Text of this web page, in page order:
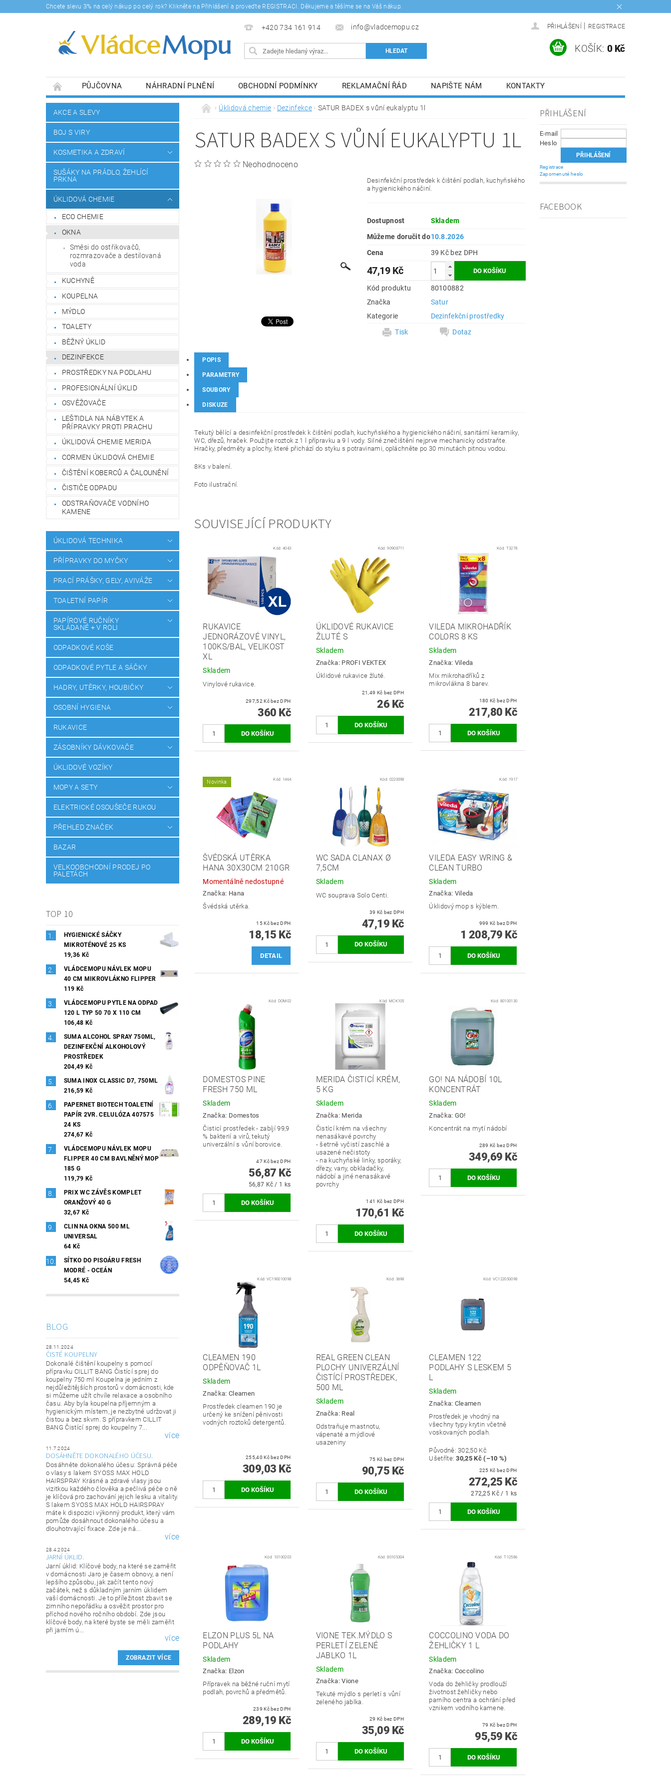
Chcete slevu 3% na celý nákup po celý rok? Klikněte na Přihlášení a proveďte REGISTRACI. Děkujeme a těšíme se na Váš nákup.
+420 734 161 914 info@vladcemopu.cz PŘIHLÁŠENÍ REGISTRACE
KOŠÍK: 0 Kč
PŮJČOVNA NÁHRADNÍ PLNĚNÍ OBCHODNÍ PODMÍNKY REKLAMAČNÍ ŘÁD NAPIŠTE NÁM
KONTAKTY
DOPRAVY A PLATBA
BLOG SOUHLASÍM SE ZPRACOVÁNÍM OSOBNÍCH ÚDAJŮ.
AKCE A SLEVY
BOJ S VIRY
KOSMETIKA A ZDRAVÍ
SUŠÁKY NA PRÁDLO, ŽEHLÍCÍ
PRKNA
ÚKLIDOVÁ CHEMIE
ECO CHEMIE
OKNA
Směsi do ostřikovačů,
rozmrazovače a destilovaná
voda
KUCHYNĚ
KOUPELNA
MÝDLO
TOALETY
BĚŽNÝ ÚKLID
DEZINFEKCE
PROSTŘEDKY NA PODLAHU
PROFESIONÁLNÍ ÚKLID
OSVĚŽOVAČE
LEŠTIDLA NA NÁBYTEK A
PŘÍPRAVKY PROTI PRACHU
ÚKLIDOVÁ CHEMIE MERIDA
CORMEN ÚKLIDOVÁ CHEMIE
ČIŠTĚNÍ KOBERCŮ A ČALOUNĚNÍ
ČISTIČE ODPADU
ODSTRAŇOVAČE VODNÍHO
KAMENE
ÚKLIDOVÁ TECHNIKA
PŘÍPRAVKY DO MYČKY
PRACÍ PRÁŠKY, GELY, AVIVÁŽE
TOALETNÍ PAPÍR
PAPÍROVÉ RUČNÍKY
SKLÁDANÉ + V ROLI
ODPADKOVÉ KOŠE
ODPADKOVÉ PYTLE A SÁČKY
HADRY, UTĚRKY, HOUBIČKY
OSOBNÍ HYGIENA
RUKAVICE
ZÁSOBNÍKY DÁVKOVAČE
ÚKLIDOVÉ VOZÍKY
MOPY A SETY
ELEKTRICKÉ OSOUŠEČE RUKOU
PŘEHLED ZNAČEK
BAZAR
VELKOOBCHODNÍ PRODEJ PO
PALETÁCH
TOP 10
HYGIENICKÉ SÁČKY
MIKROTÉNOVÉ 25 KS
19,36 Kč
VLÁDCEMOPU NÁVLEK MOPU
40 CM MIKROVLÁKNO FLIPPER
119 Kč
VLÁDCEMOPU PYTLE NA ODPAD
120 L TYP 50 70 X 110 CM
106,48 Kč
SUMA ALCOHOL SPRAY 750ML,
DEZINFEKČNÍ ALKOHOLOVÝ
PROSTŘEDEK
204,49 Kč
SUMA INOX CLASSIC D7, 750ML
216,59 Kč
PAPERNET BIOTECH TOALETNÍ
PAPÍR 2VR. CELULÓZA 407575
24 KS
274,67 Kč
VLÁDCEMOPU NÁVLEK MOPU
FLIPPER 40 CM BAVLNĚNÝ MOP
185 G
119,79 Kč
PRIX WC ZÁVĚS KOMPLET
ORANŽOVÝ 40 G
32,67 Kč
CLIN NA OKNA 500 ML
UNIVERSAL
64 Kč
SÍTKO DO PISOÁRU FRESH
MODRÉ - OCEÁN
54,45 Kč
BLOG
28.11.2024
ČISTÉ KOUPELNY
Dokonalé čištění koupelny s pomocí
přípravku CILLIT BANG Čistící sprej do
koupelny 750 ml Koupelna je jedním z
nejdůležitějších prostorů v domácnosti, kde
si můžeme užít chvíle relaxace a osobního
času. Aby byla koupelna příjemným a
hygienickým místem, je nezbytné udržovat ji
čistou a bez skvrn. S přípravkem CILLIT
BANG Čistící sprej do koupelny 7...
více
11.7.2024
DOSÁHNĚTE DOKONALÉHO ÚČESU.
Dosáhněte dokonalého účesu: Správná péče
o vlasy s lakem SYOSS MAX HOLD
HAIRSPRAY Krásné a zdravé vlasy jsou
vizitkou každého člověka a pečlivá péče o ně
je klíčová pro zachování jejich lesku a vitality.
S lakem SYOSS MAX HOLD HAIRSPRAY
máte k dispozici výkonný produkt, který vám
pomůže dosáhnout dokonalého účesu a
dlouhotrvající fixace. Zde je ná...
více
28.4.2024
JARNÍ ÚKLID.
Jarní úklid: Klíčové body, na které se zaměřit
v domácnosti Jaro je časem obnovy, a není
lepšího způsobu, jak začít tento nový
začátek, než s důkladným jarním úklidem
vaší domácnosti. Je to příležitost zbavit se
zimního nepořádku a osvěžit prostor pro
příchod nového ročního období. Zde jsou
klíčové body, na které byste se měli zaměřit
při jarním ú...
více
ZOBRAZIT VÍCE
Úklidová chemie Dezinfekce SATUR BADEX s vůní eukalyptu 1l
SATUR BADEX S VŮNÍ EUKALYPTU 1L
Neohodnoceno
Desinfekční prostředek k čištění podlah, kuchyňského
a hygienického náčiní.
Dostupnost
Skladem
Můžeme doručit do10.8.2026
Cena
39 Kč bez DPH
47,19 Kč
Kód produktu
80100882
Značka
Satur
Kategorie
Dezinfekční prostředky
Tisk
Dotaz
POPIS
PARAMETRY
SOUBORY
DISKUZE
Tekutý bělící a desinfekční prostředek k čištění podlah, kuchyňského a hygienického náčiní, sanitární keramiky,
WC, dřezů, hraček. Použijte roztok z 1 l přípravku a 9 l vody. Silné znečištění nejprve mechanicky odstraňte.
Hračky, předměty a plochy, které přichází do styku s potravinami, opláchněte po 30 minutách pitnou vodou.
8Ks v balení.
Foto ilustrační.
SOUVISEJÍCÍ PRODUKTY
Kód:4043
RUKAVICE
JEDNORÁZOVÉ VINYL,
100KS/BAL, VELIKOST
XL
Skladem
Vinylové rukavice.
297,52 Kč bez DPH
360 Kč
Kód:90908711
ÚKLIDOVÉ RUKAVICE
ŽLUTÉ S
Skladem
Značka: PROFI VEKTEX
Úklidové rukavice žluté.
21,49 Kč bez DPH
26 Kč
Kód: T3278
VILEDA MIKROHADŘÍK
COLORS 8 KS
Skladem
Značka: Vileda
Mix mikrohadříků z
mikrovlákna 8 barev.
180 Kč bez DPH
217,80 Kč
Novinka Kód: 1464
ŠVÉDSKÁ UTĚRKA
HANA 30X30CM 210GR
Momentálně nedostupné
Značka: Hana
Švédská utěrka.
15 Kč bez DPH
18,15 Kč
DETAIL
Kód: 0220098
WC SADA CLANAX Ø
7,5CM
Skladem
WC souprava Solo Centi.
39 Kč bez DPH
47,19 Kč
Kód: 1917
VILEDA EASY WRING &
CLEAN TURBO
Skladem
Značka: Vileda
Úklidový mop s kýblem.
999 Kč bez DPH
1 208,79 Kč
Kód: DOM02
DOMESTOS PINE
FRESH 750 ML
Skladem
Značka: Domestos
Čisticí prostředek - zabíjí 99,9
% bakterií a virů, tekutý
univerzální s vůní borovice.
47 Kč bez DPH
56,87 Kč
56,87 Kč / 1 ks
Kód: MCK105
MERIDA ČISTICÍ KRÉM,
5 KG
Skladem
Značka: Merida
Čistící krém na všechny
nenasákavé povrchy
- šetrně vyčistí zaschlé a
usazené nečistoty
- na kuchyňské linky, sporáky,
dřezy, vany, obkladačky,
nádobí a jiné nenasákavé
povrchy
141 Kč bez DPH
170,61 Kč
Kód: 80100130
GO! NA NÁDOBÍ 10L
KONCENTRÁT
Skladem
Značka: GO!
Koncentrát na mytí nádobí
289 Kč bez DPH
349,69 Kč
Kód: VC190010098
CLEAMEN 190
ODPĚŇOVAČ 1L
Skladem
Značka: Cleamen
Prostředek cleamen 190 je
určený ke snížení pěnivosti
vodných roztoků detergentů.
255,40 Kč bez DPH
309,03 Kč
Kód: 3698
REAL GREEN CLEAN
PLOCHY UNIVERZÁLNÍ
ČISTÍCÍ PROSTŘEDEK,
500 ML
Skladem
Značka: Real
Odstraňuje mastnotu,
vápenaté a mýdlové
usazeniny
75 Kč bez DPH
90,75 Kč
Kód: VC122050098
CLEAMEN 122
PODLAHY S LESKEM 5
L
Skladem
Značka: Cleamen
Prostředek je vhodný na
všechny typy krytin včetně
voskovaných podlah.
Původně:302,50 Kč
Ušetříte:30,25 Kč (–10 %)
225 Kč bez DPH
272,25 Kč
272,25 Kč / 1 ks
Kód: 10100203
ELZON PLUS 5L NA
PODLAHY
Skladem
Značka: Elzon
Přípravek na běžné ruční mytí
podlah, povrchů a předmětů.
239 Kč bez DPH
289,19 Kč
Kód:80105304
VIONE TEK.MÝDLO S
PERLETÍ ZELENÉ
JABLKO 1L
Skladem
Značka:Vione
Tekuté mýdlo s perletí s vůní
zeleného jablka.
29 Kč bez DPH
35,09 Kč
Kód:T12586
COCCOLINO VODA DO
ŽEHLIČKY 1 L
Skladem
Značka: Coccolino
Voda do žehličky prodlouží
životnost žehličky nebo
parního centra a ochrání před
vznikem vodního kamene.
79 Kč bez DPH
95,59 Kč
PŘIHLÁŠENÍ
E-mail
Heslo
Registrace
Zapomenuté heslo
FACEBOOK